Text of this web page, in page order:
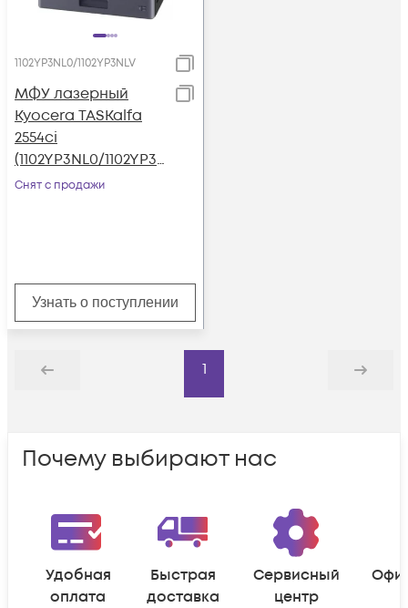
1102YP3NL0/1102YP3NLV
МФУ лазерный
Kyocera TASKalfa
2554ci
(1102YP3NL0/1102YP3
NLV) A3 Duplex Net
Снят с продажи
Узнать о поступлении
Назад
1
Дальше
Почему выбирают нас
Удобная
оплата
Быстрая
доставка
Сервисный
центр